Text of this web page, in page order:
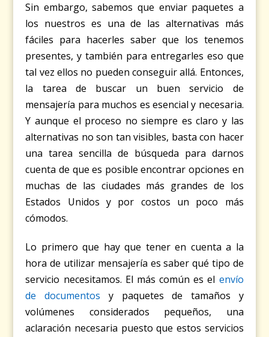
Sin embargo, sabemos que enviar paquetes a
los nuestros es una de las alternativas más
fáciles para hacerles saber que los tenemos
presentes, y también para entregarles eso que
tal vez ellos no pueden conseguir allá. Entonces,
la tarea de buscar un buen servicio de
mensajería para muchos es esencial y necesaria.
Y aunque el proceso no siempre es claro y las
alternativas no son tan visibles, basta con hacer
una tarea sencilla de búsqueda para darnos
cuenta de que es posible encontrar opciones en
muchas de las ciudades más grandes de los
Estados Unidos y por costos un poco más
cómodos.
Lo primero que hay que tener en cuenta a la
hora de utilizar mensajería es saber qué tipo de
servicio necesitamos. El más común es el envío
de documentos y paquetes de tamaños y
volúmenes considerados pequeños, una
aclaración necesaria puesto que estos servicios